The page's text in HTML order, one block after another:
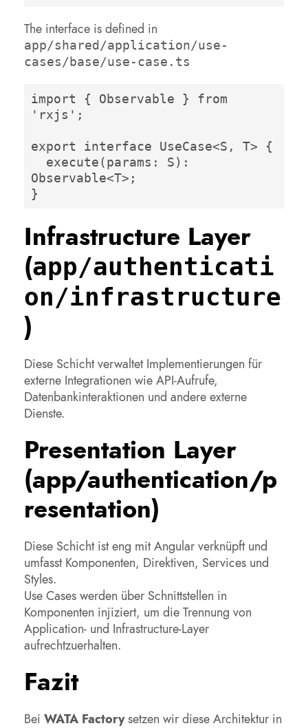
The interface is defined in
app/shared/application/use-
cases/base/use-case.ts
import { Observable } from
'rxjs';
export interface UseCase<S, T> {
Observable<T>;
}
Infrastructure Layer
(app/authenticati
on/infrastructure
)
Diese Schicht verwaltet Implementierungen für
externe Integrationen wie API-Aufrufe,
Datenbankinteraktionen und andere externe
Dienste.
Presentation Layer
(app/authentication/p
resentation)
Diese Schicht ist eng mit Angular verknüpft und
umfasst Komponenten, Direktiven, Services und
Styles.
Use Cases werden über Schnittstellen in
Komponenten injiziert, um die Trennung von
Application- und Infrastructure-Layer
aufrechtzuerhalten.
Fazit
Bei WATA Factorysetzen wir diese Architektur in